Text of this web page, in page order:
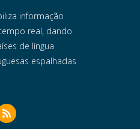
informação
real, dando
de língua
espalhadas